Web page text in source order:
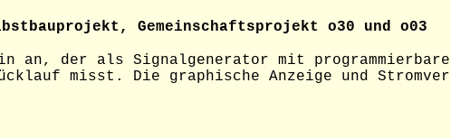
Gemeinschaftsprojekt o30 und o03
an, der als Signalgenerator mit
misst. Die graphische Anzeige und